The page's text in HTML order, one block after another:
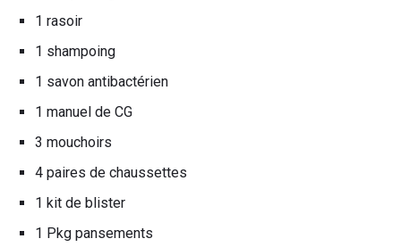
1 rasoir
1 shampoing
1 savon antibactérien
1 manuel de CG
3 mouchoirs
4 paires de chaussettes
1 kit de blister
1 Pkg pansements